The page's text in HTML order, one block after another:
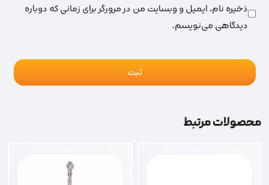
ذخیره نام، ایمیل و وبسایت من در مرورگر برای زمانی که دوباره
دیدگاهی می‌نویسم.
محصولات مرتبط